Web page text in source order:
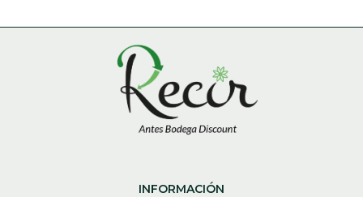
INFORMACIÓN